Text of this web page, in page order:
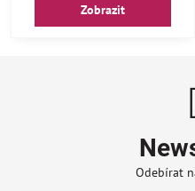
Zobrazit
Odebírat